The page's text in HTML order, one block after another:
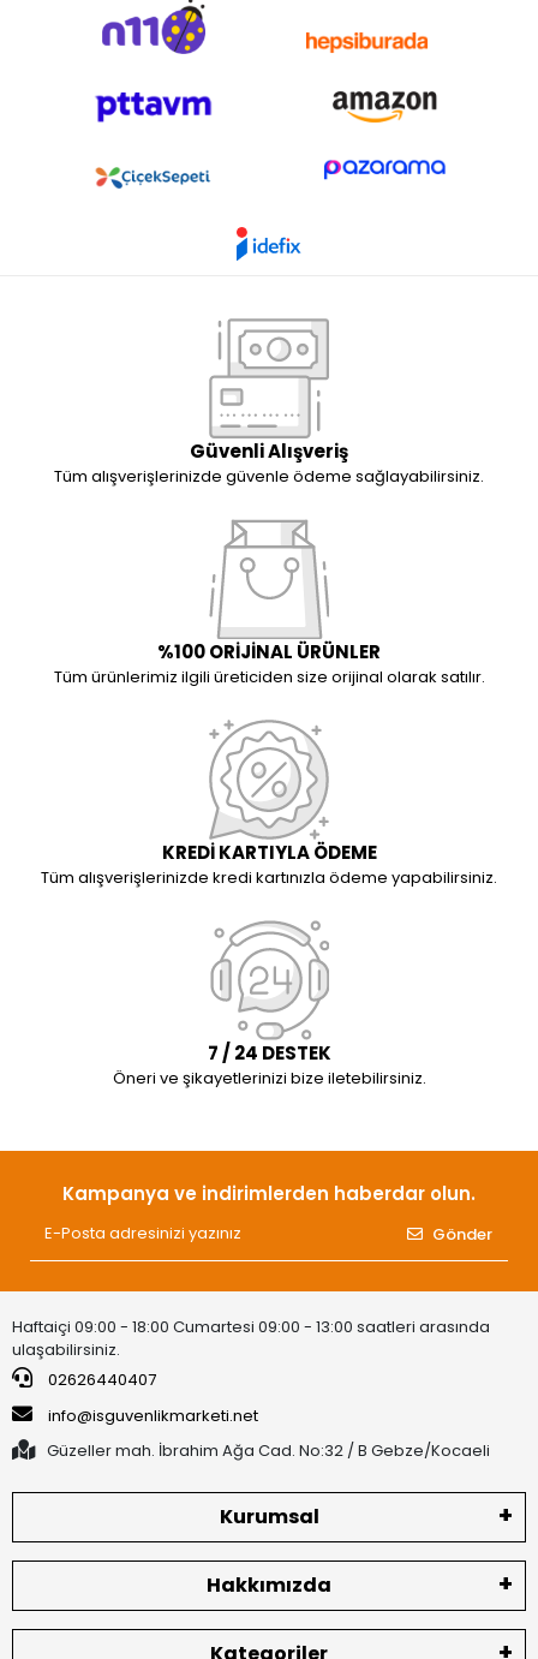
Güvenli Alışveriş
Tüm alışverişlerinizde güvenle ödeme sağlayabilirsiniz.
%100 ORİJİNAL ÜRÜNLER
Tüm ürünlerimiz ilgili üreticiden size orijinal olarak satılır.
KREDİ KARTIYLA ÖDEME
Tüm alışverişlerinizde kredi kartınızla ödeme yapabilirsiniz.
7 / 24 DESTEK
Öneri ve şikayetlerinizi bize iletebilirsiniz.
Kampanya ve indirimlerden haberdar olun.
Gönder
Haftaiçi 09:00 - 18:00 Cumartesi 09:00 - 13:00 saatleri arasında
ulaşabilirsiniz.
02626440407
info@isguvenlikmarketi.net
Güzeller mah. İbrahim Ağa Cad. No:32 / B Gebze/Kocaeli
Kurumsal
Hakkımızda
Kategoriler